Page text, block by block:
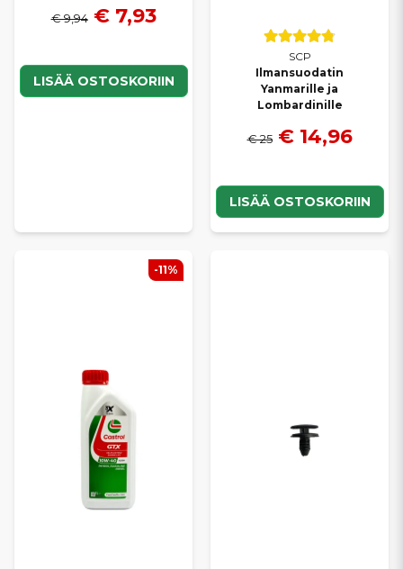
€ 9,94 € 7,93
LISÄÄ OSTOSKORIIN
SCP
Ilmansuodatin
Yanmarille ja
Lombardinille
€ 25 € 14,96
LISÄÄ OSTOSKORIIN
-11%